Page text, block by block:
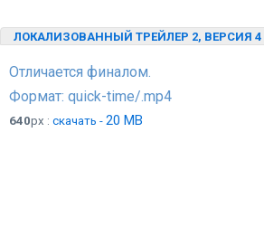
ЛОКАЛИЗОВАННЫЙ ТРЕЙЛЕР 2, ВЕРСИЯ 4
Отличается финалом.
Формат: quick-time/.mp4
640px : скачать - 20 MB